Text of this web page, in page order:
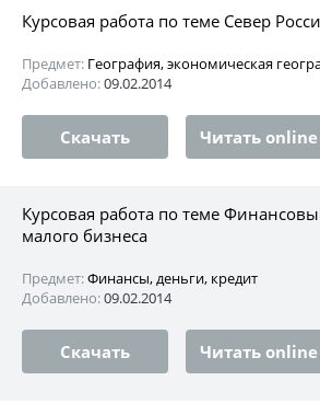
Курсовая работа по теме Север
Предмет: География, экономическая
Добавлено:09.02.2014
Скачать Читать online
Курсовая работа по теме
малого бизнеса
Предмет:Финансы, деньги, кредит
Добавлено:09.02.2014
Скачать Читать online